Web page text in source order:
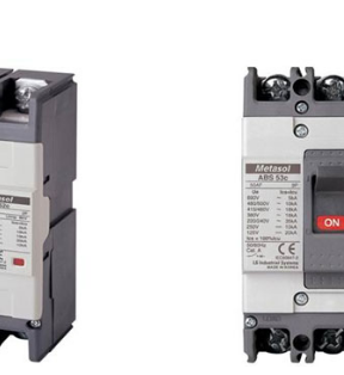
dß╗Ñng MCCB 4P
thß╗ì l├óu d├ái cho MCCB 4P 80A
─æß║úm bß║úo kh├┤ng gian
─æß║╖t, cß║žn ngß║»t ho├án to├án
kh├┤ng c├│ hß╗» hß╗Ång b├¬n
ph├╣ h╦çp (t╦æi thi╦çu 16mm┬▓